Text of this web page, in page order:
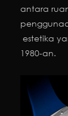
antara
estetika
1980-an.